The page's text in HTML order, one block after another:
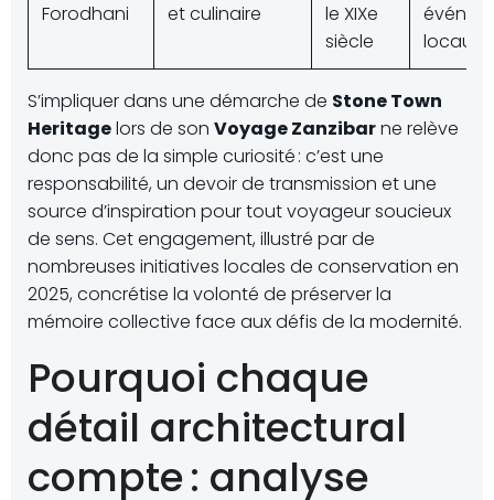
Forodhani
et culinaire
le XIXe
siècle
locaux
S’impliquer dans une démarche de Stone Town
Heritagelors de son Voyage Zanzibarne relève
donc pas de la simple curiosité : c’est une
responsabilité, un devoir de transmission et une
source d’inspiration pour tout voyageur soucieux
de sens. Cet engagement, illustré par de
nombreuses initiatives locales de conservation en
2025, concrétise la volonté de préserver la
mémoire collective face aux défis de la modernité.
Pourquoi chaque
détail architectural
compte : analyse